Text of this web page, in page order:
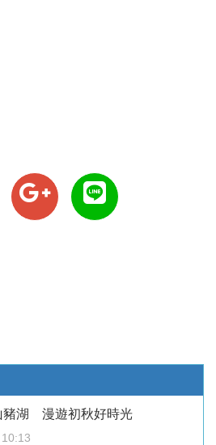
豬湖 漫遊初秋好時光